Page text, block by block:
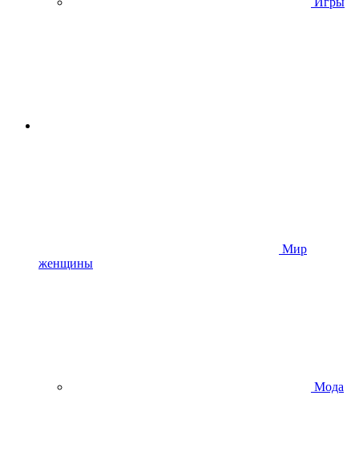
Мир
женщины
Мода